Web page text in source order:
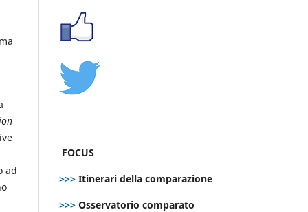
ad
FOCUS
>>> Itinerari della comparazione
>>> Osservatorio comparato